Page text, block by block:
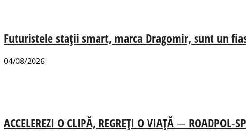
Futuristele stații smart, marca Dragomir, sunt un
04/08/2026
ACCELEREZI O CLIPĂ, REGREȚI O VIAȚĂ —